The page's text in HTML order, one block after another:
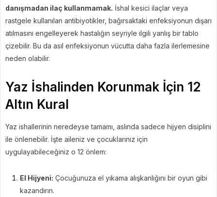
danışmadan ilaç kullanmamak. İshal kesici ilaçlar veya
rastgele kullanılan antibiyotikler, bağırsaktaki enfeksiyonun dışarı
atılmasını engelleyerek hastalığın seyriyle ilgili yanlış bir tablo
çizebilir. Bu da asıl enfeksiyonun vücutta daha fazla ilerlemesine
neden olabilir.
Yaz İshalinden Korunmak İçin 12
Altın Kural
Yaz ishallerinin neredeyse tamamı, aslında sadece hijyen disiplini
ile önlenebilir. İşte aileniz ve çocuklarınız için
uygulayabileceğiniz o 12 önlem:
El Hijyeni: Çocuğunuza el yıkama alışkanlığını bir oyun gibi
kazandırın.